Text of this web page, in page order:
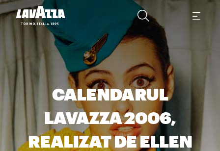
CALENDARUL
LAVAZZA 2006,
REALIZAT DE ELLEN